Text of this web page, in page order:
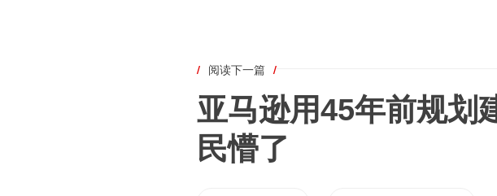
/ 阅读下一篇 /
亚马逊用45年前规划
民懵了